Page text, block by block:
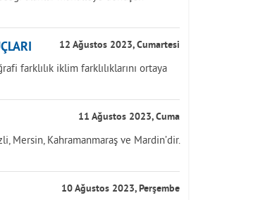
12 Ağustos 2023, Cumartesi
farklılık iklim farklılıklarını ortaya
11 Ağustos 2023, Cuma
Mersin, Kahramanmaraş ve Mardin’dir.
10 Ağustos 2023, Perşembe